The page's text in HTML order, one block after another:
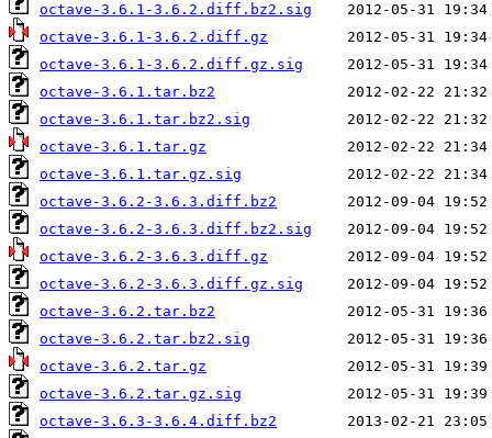
octave-3.6.1-3.6.2.diff.bz2.sig
octave-3.6.1-3.6.2.diff.gz
octave-3.6.1-3.6.2.diff.gz.sig
octave-3.6.1.tar.bz2
octave-3.6.1.tar.bz2.sig
octave-3.6.1.tar.gz
octave-3.6.1.tar.gz.sig
octave-3.6.2-3.6.3.diff.bz2
octave-3.6.2-3.6.3.diff.bz2.sig
octave-3.6.2-3.6.3.diff.gz
octave-3.6.2-3.6.3.diff.gz.sig
octave-3.6.2.tar.bz2
octave-3.6.2.tar.bz2.sig
octave-3.6.2.tar.gz
octave-3.6.2.tar.gz.sig
octave-3.6.3-3.6.4.diff.bz2